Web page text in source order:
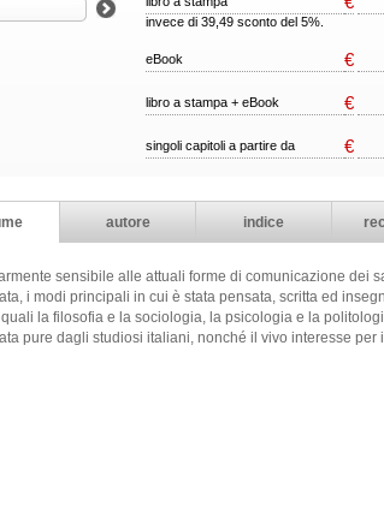
invece di 39,49 sconto del 5%.
eBook €
libro a stampa + eBook €
singoli capitoli a partire da €
autore indice
sensibile alle attuali forme di comunicazione dei
i modi principali in cui è stata pensata, scritta ed
la filosofia e la sociologia, la psicologia e la
pure dagli studiosi italiani, nonché il vivo interesse